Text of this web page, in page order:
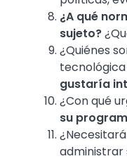
¿A qué
sujeto?
¿Quiénes
gustaría
¿Con qué
su
administrar